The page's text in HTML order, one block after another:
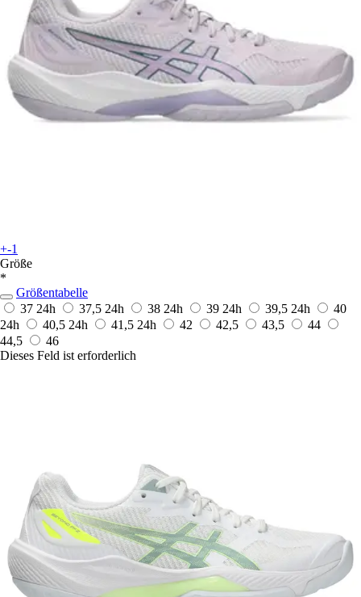
+-1
Größe
*
Größentabelle
37 24h 37,5 24h 38 24h 39 24h 39,5 24h
40
24h
40,5 24h 41,5 24h 42 42,5 43,5
44
44,5
46
Dieses Feld ist erforderlich